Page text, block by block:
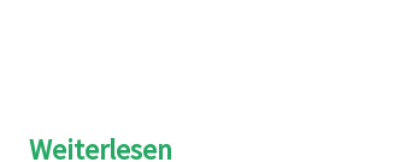
Weiterlesen